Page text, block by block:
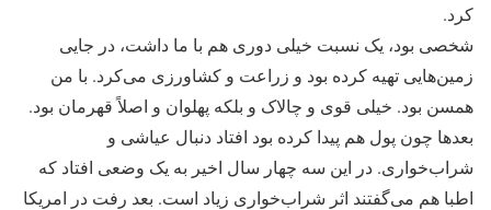
کرد.
شخصی بود، یک نسبت خیلی دوری هم با ما داشت، در جایی
زمین‌هایی تهیه کرده بود و زراعت و کشاورزی می‌کرد. با من
همسن بود. خیلی قوی و چالاک و بلکه پهلوان و اصلاً قهرمان بود.
بعدها چون پول هم پیدا کرده بود افتاد دنبال عیاشی و
شراب‌خواری. در این سه چهار سال اخیر به یک وضعی افتاد که
اطبا هم می‌گفتند اثر شراب‌خواری زیاد است. بعد رفت در امریکا